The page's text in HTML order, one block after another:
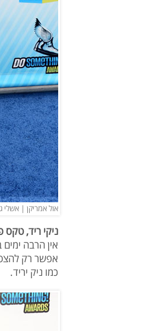
אול אמריקן | אשלי
ניקי ריד, טקס
אין הרבה
אפשר רק
כמו ניק יריד.